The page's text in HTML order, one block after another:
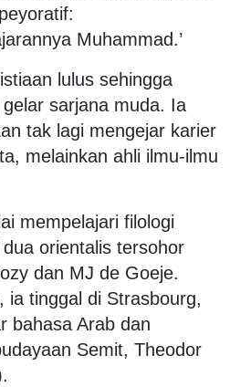
Muhammad.’
lulus sehingga
sarjana muda. Ia
tak lagi mengejar karier
melainkan ahli ilmu-ilmu
mempelajari filologi
orientalis tersohor
dan MJ de Goeje.
ia tinggal di Strasbourg,
bahasa Arab dan
Semit, Theodor